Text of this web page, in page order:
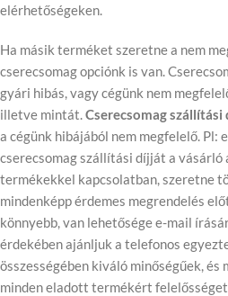
elérhetőségeken.
Ha másik terméket szeretne a nem
cserecsomag opciónk is van.
gyári hibás, vagy cégünk nem
illetve mintát.Cserecsomag
a cégünk hibájából nem megfelelő. Pl:
cserecsomag szállítási díjját a vásárló
termékekkel kapcsolatban, szeretne
mindenképp érdemes megrendelés
könnyebb, van lehetősége e-mail
érdekében ajánljuk a telefonos
összességében kiváló minőségűek, és
minden eladott termékért